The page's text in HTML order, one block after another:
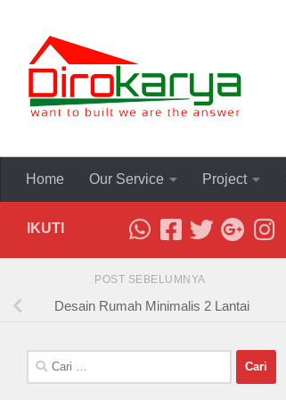
Home Our Service Project
IKUTI
POST SEBELUMNYA
Desain Rumah Minimalis 2 Lantai
Cari
untuk: